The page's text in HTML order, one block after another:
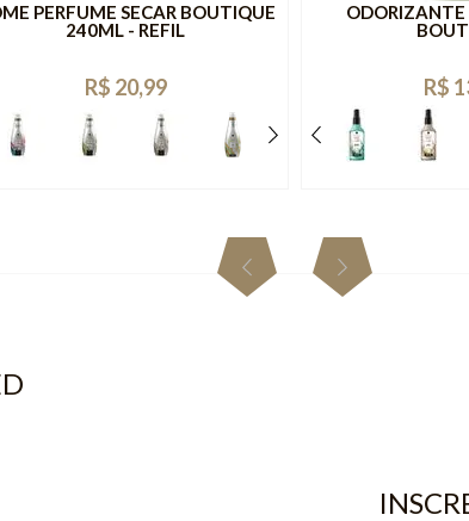
PERFUME SECAR BOUTIQUE
240ML - REFIL
R$ 20,99
ODORIZANTE
R$